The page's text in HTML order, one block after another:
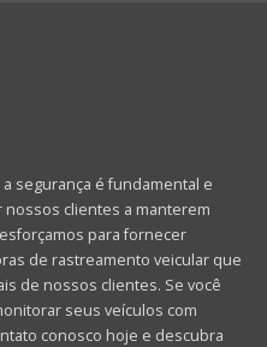
segurança é fundamental e
clientes a manterem
para fornecer
de rastreamento veicular que
de nossos clientes. Se você
seus veículos com
conosco hoje e descubra